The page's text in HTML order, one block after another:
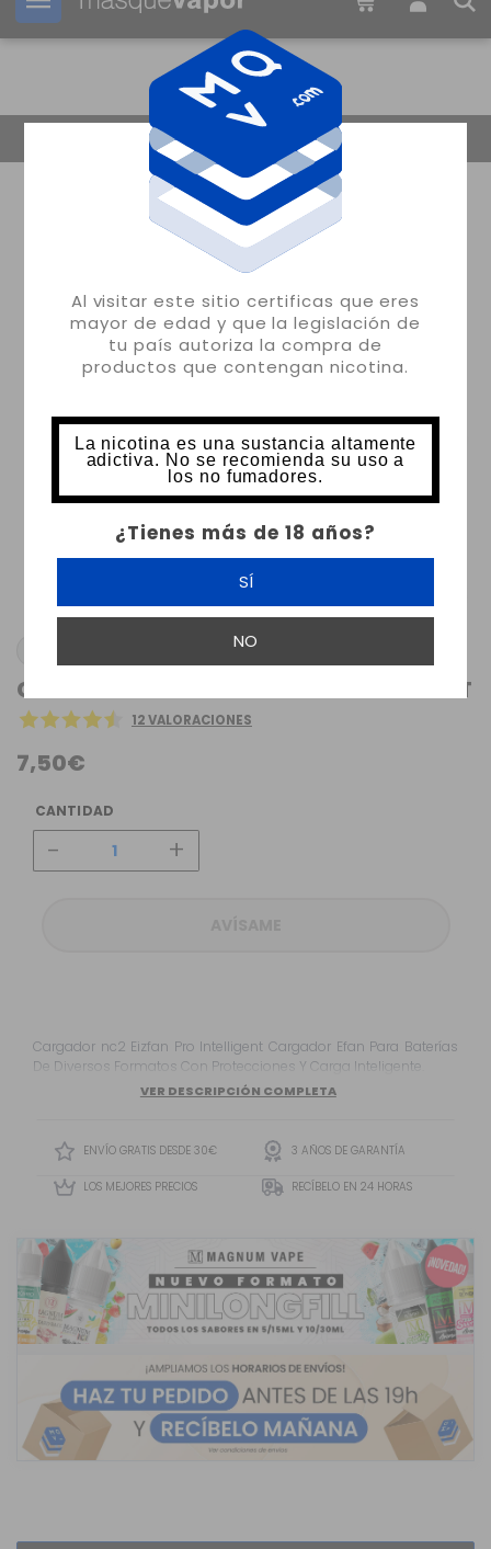
Al visitar este sitio certificas que eres
mayor de edad y que la legislación de
tu país autoriza la compra de
productos que contengan nicotina.
La nicotina es una sustancia altamente
adictiva. No se recomienda su uso a
los no fumadores.
¿Tienes más de 18 años?
SÍ
NO
Tu pedido puede ser enviado en 17m: 57s
CARGADOR NC2 EIZFAN PRO INTELLIGENT
12 VALORACIONES
7,50€
CANTIDAD
- +
Cargador nc2 Eizfan Pro Intelligent Cargador Efan Para Baterías
De Diversos Formatos Con Protecciones Y Carga Inteligente.
VER DESCRIPCIÓN COMPLETA
ENVÍO GRATIS DESDE 30€ 3 AÑOS DE GARANTÍA
LOS MEJORES PRECIOS RECÍBELO EN 24 HORAS